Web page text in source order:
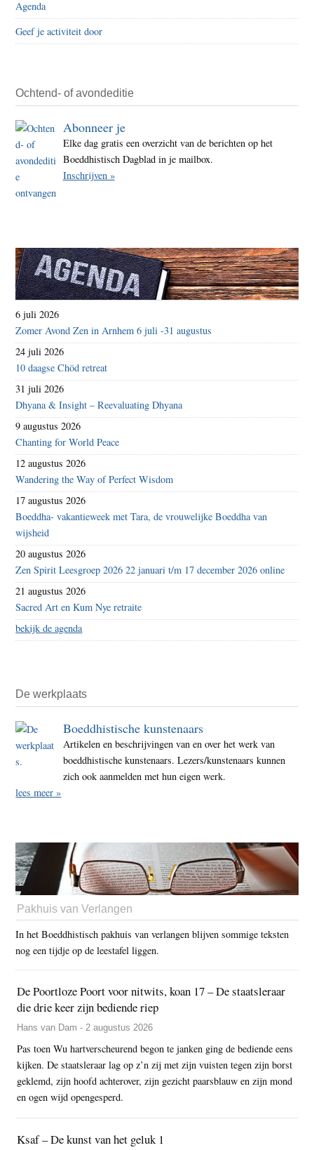
Agenda
Geef je activiteit door
Ochtend- of avondeditie
Abonneer je
Elke dag gratis een overzicht van de berichten op het
Boeddhistisch Dagblad in je mailbox.
Inschrijven »
6 juli 2026
Zomer Avond Zen in Arnhem 6 juli -31 augustus
24 juli 2026
10 daagse Chöd retreat
31 juli 2026
Dhyana & Insight – Reevaluating Dhyana
9 augustus 2026
Chanting for World Peace
12 augustus 2026
Wandering the Way of Perfect Wisdom
17 augustus 2026
Boeddha- vakantieweek met Tara, de vrouwelijke Boeddha van
wijsheid
20 augustus 2026
Zen Spirit Leesgroep 2026 22 januari t/m 17 december 2026 online
21 augustus 2026
Sacred Art en Kum Nye retraite
bekijk de agenda
De werkplaats
Boeddhistische kunstenaars
Artikelen en beschrijvingen van en over het werk van
boeddhistische kunstenaars. Lezers/kunstenaars kunnen
zich ook aanmelden met hun eigen werk.
lees meer »
Pakhuis van Verlangen
In het Boeddhistisch pakhuis van verlangen blijven sommige teksten
nog een tijdje op de leestafel liggen.
De Poortloze Poort voor nitwits, koan 17 – De staatsleraar
die drie keer zijn bediende riep
Hans van Dam - 2 augustus 2026
Pas toen Wu hartverscheurend begon te janken ging de bediende eens
kijken. De staatsleraar lag op z’n zij met zijn vuisten tegen zijn borst
geklemd, zijn hoofd achterover, zijn gezicht paarsblauw en zijn mond
en ogen wijd opengesperd.
Ksaf – De kunst van het geluk 1